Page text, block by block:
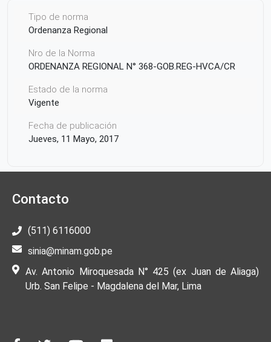
Tipo de norma
Ordenanza Regional
Nro de la Norma
ORDENANZA REGIONAL N° 368-GOB.REG-HVCA/CR
Estado de la norma
Vigente
Fecha de publicación
Jueves, 11 Mayo, 2017
Contacto
(511) 6116000
sinia@minam.gob.pe
Av. Antonio Miroquesada N° 425 (ex Juan de Aliaga)
Urb. San Felipe - Magdalena del Mar, Lima